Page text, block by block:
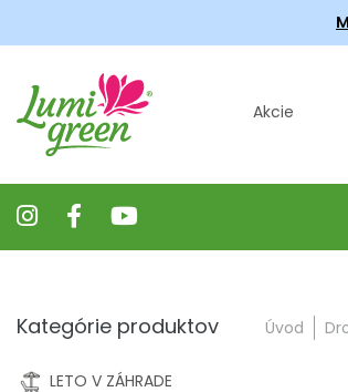
Akcie
Úvod
Kategórie produktov
LETO V ZÁHRADE